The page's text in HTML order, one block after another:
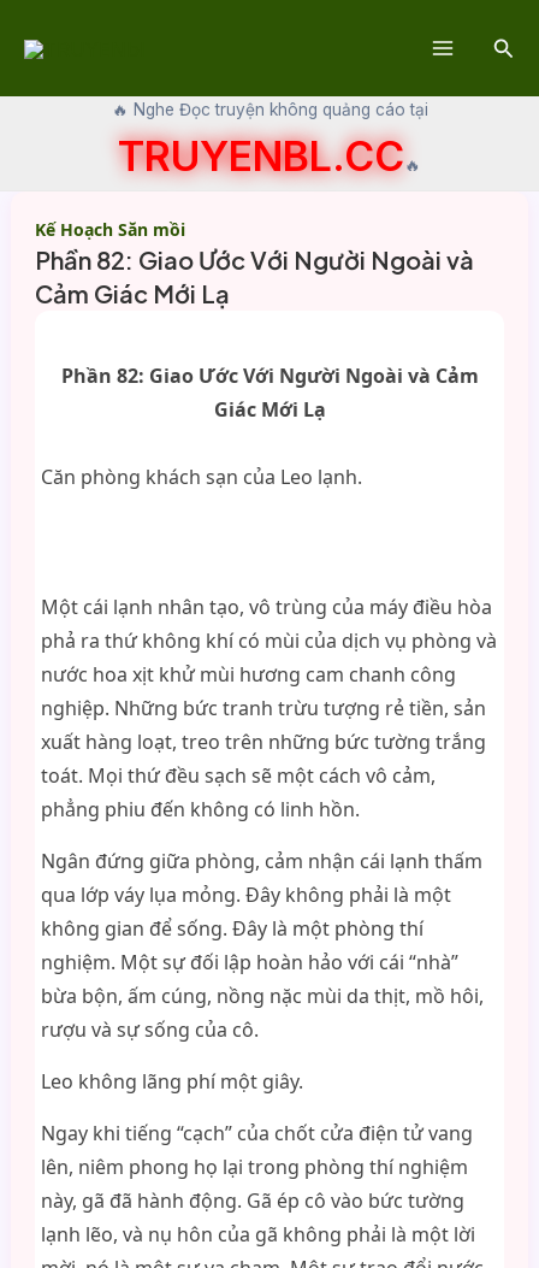
🔥 Nghe Đọc truyện không quảng cáo tại
TRUYENBL.CC🔥
Kế Hoạch Săn mồi
Phần 82: Giao Ước Với Người Ngoài và
Cảm Giác Mới Lạ
Phần 82: Giao Ước Với Người Ngoài và Cảm
Giác Mới Lạ
Căn phòng khách sạn của Leo lạnh.
Một cái lạnh nhân tạo, vô trùng của máy điều hòa
phả ra thứ không khí có mùi của dịch vụ phòng và
nước hoa xịt khử mùi hương cam chanh công
nghiệp. Những bức tranh trừu tượng rẻ tiền, sản
xuất hàng loạt, treo trên những bức tường trắng
toát. Mọi thứ đều sạch sẽ một cách vô cảm,
phẳng phiu đến không có linh hồn.
Ngân đứng giữa phòng, cảm nhận cái lạnh thấm
qua lớp váy lụa mỏng. Đây không phải là một
không gian để sống. Đây là một phòng thí
nghiệm. Một sự đối lập hoàn hảo với cái “nhà”
bừa bộn, ấm cúng, nồng nặc mùi da thịt, mồ hôi,
rượu và sự sống của cô.
Leo không lãng phí một giây.
Ngay khi tiếng “cạch” của chốt cửa điện tử vang
lên, niêm phong họ lại trong phòng thí nghiệm
này, gã đã hành động. Gã ép cô vào bức tường
lạnh lẽo, và nụ hôn của gã không phải là một lời